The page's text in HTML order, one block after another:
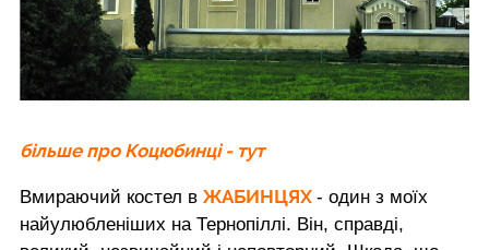
більше про Коцюбинці - тут
Вмираючий костел в ЖАБИНЦЯХ - один з моїх
найулюбленіших на Тернопіллі. Він, справді,